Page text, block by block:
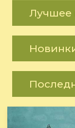
Лучшее